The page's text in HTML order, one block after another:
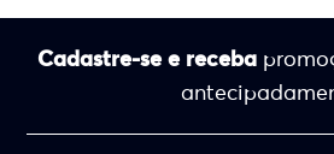
Cadastre-se e receba